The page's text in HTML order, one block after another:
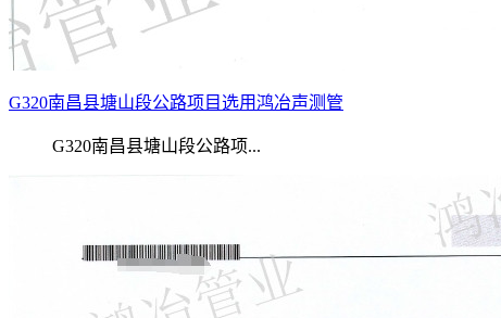
G320南昌县塘山段公路项目选用鸿冶声测管
G320南昌县塘山段公路项...